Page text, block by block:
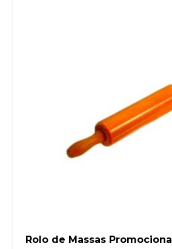
Rolo de Massas Promocional